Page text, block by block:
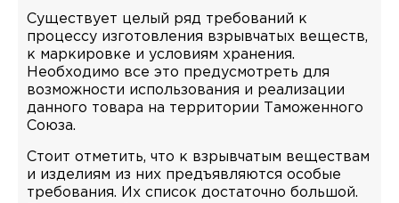
Существует целый ряд требований к
процессу изготовления взрывчатых веществ,
к маркировке и условиям хранения.
Необходимо все это предусмотреть для
возможности использования и реализации
данного товара на территории Таможенного
Союза.
Стоит отметить, что к взрывчатым веществам
и изделиям из них предъявляются особые
требования. Их список достаточно большой.